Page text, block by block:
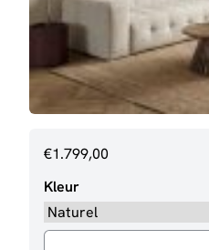
€1.799,00
Kleur